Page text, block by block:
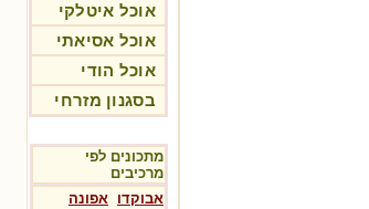
אוכל איטלקי
אוכל אסיאתי
אוכל הודי
בסגנון מזרחי
מתכונים לפי
מרכיבים
אבוקדו אפונה